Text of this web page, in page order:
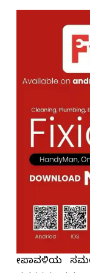
ದೀಪಾವಳಿಯ